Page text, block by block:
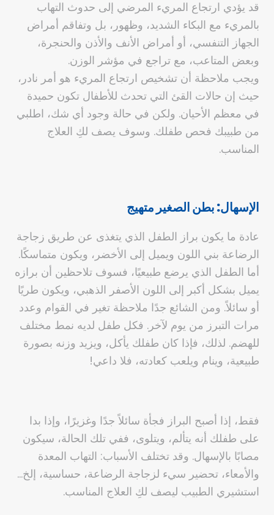
قد يؤدي ارتجاع المريء المرضي إلى حدوث التهاب
بالمريء مع البكاء الشديد، وظهور، بل وتفاقم أمراض
الجهاز التنفسي، أو أمراض الأنف والأذن والحنجرة،
وبعض المتاعب، مع تراجع في مؤشر الوزن.
ويجب ملاحظة أن تشخيص ارتجاع المريء هو أمر نادر،
حيث إن حالات القئ التي تحدث للأطفال تكون حميدة
في معظم الأحيان. ولكن في حالة وجود أي شك، اطلبي
من طبيبك فحص طفلك. وسوف يصف لكِ العلاج
المناسب.
الإسهال: بطن الصغير متهيج
عادة ما يكون براز الطفل الذي يتغذى عن طريق زجاجة
الرضاعة بني اللون ويميل إلى الأخضر، ويكون متماسكًا.
أما الطفل الذي يرضع طبيعيًا، فسوف تلاحظين أن برازه
يميل بشكل أكبر إلى اللون الأصفر الذهبي، ويكون طريًا
أو سائلاً. ومن الشائع جدًا ملاحظة تغير في القوام وعدد
مرات التبرز من يوم لآخر. فكل طفل لديه نمط مختلف
للهضم. لذلك، فإذا كان طفلك يأكل، ويزيد وزنه بصورة
طبيعية، وينام ويلعب كعادته، فلا داعي!
فقط، إذا أصبح البراز فجأة سائلاً جدًا وغزيرًا، وإذا بدا
على طفلك أنه يتألم، ويتلوى، ففي تلك الحالة، سيكون
مصابًا بالإسهال. وقد تختلف الأسباب: التهاب المعدة
والأمعاء، تحضير سيء لزجاجة الرضاعة، حساسية، إلخ…
استشيري الطبيب ليصف لكِ العلاج المناسب.